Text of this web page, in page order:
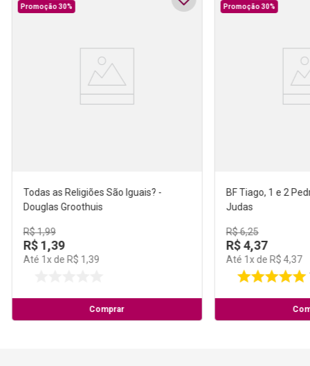
Promoção 30%
Todas as Religiões São Iguais? -
Douglas Groothuis
R$1,99
R$ 1,39
Até 1x de R$ 1,39
Comprar
Promoção 30%
BF Tiago, 1 e 2
Judas
R$6,25
R$4,37
Até 1x de R$ 4,37